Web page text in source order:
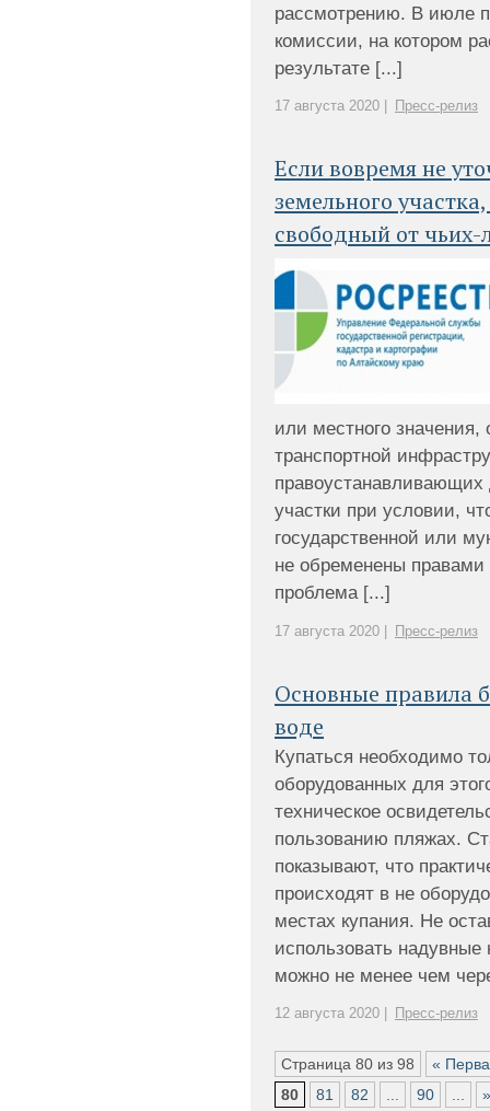
рассмотрению. В июле
комиссии, на котором
результате [...]
17 августа 2020 | Пресс-релиз
Если вовремя не
земельного
свободный от чьих-
или местного
транспортной
правоустанавливающих
участки при условии,
государственной или
не обременены правами
проблема [...]
17 августа 2020 | Пресс-релиз
Основные правила
воде
Купаться необходимо
оборудованных для
техническое
пользованию пляжах.
показывают, что
происходят в не
местах купания. Не
использовать
можно не менее чем
12 августа 2020 | Пресс-релиз
Страница 80 из 98
«
80
81 82 ... 90 ... »